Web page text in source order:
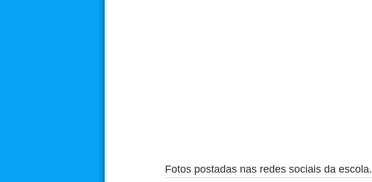
Fotos postadas nas redes sociais da escola.